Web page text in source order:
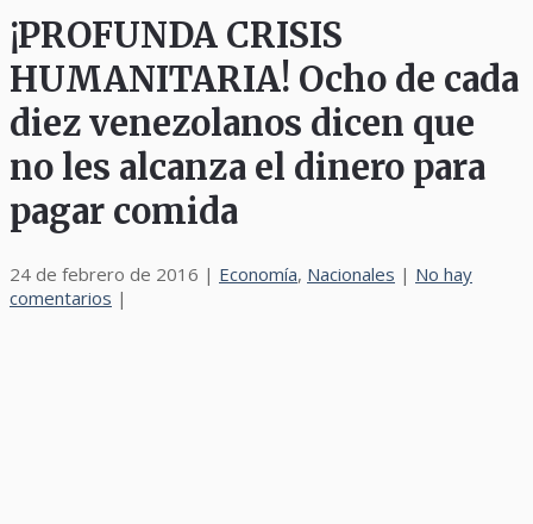
¡PROFUNDA CRISIS
HUMANITARIA! Ocho de cada
diez venezolanos dicen que
no les alcanza el dinero para
pagar comida
24 de febrero de 2016 | Economía, Nacionales | No hay
comentarios |